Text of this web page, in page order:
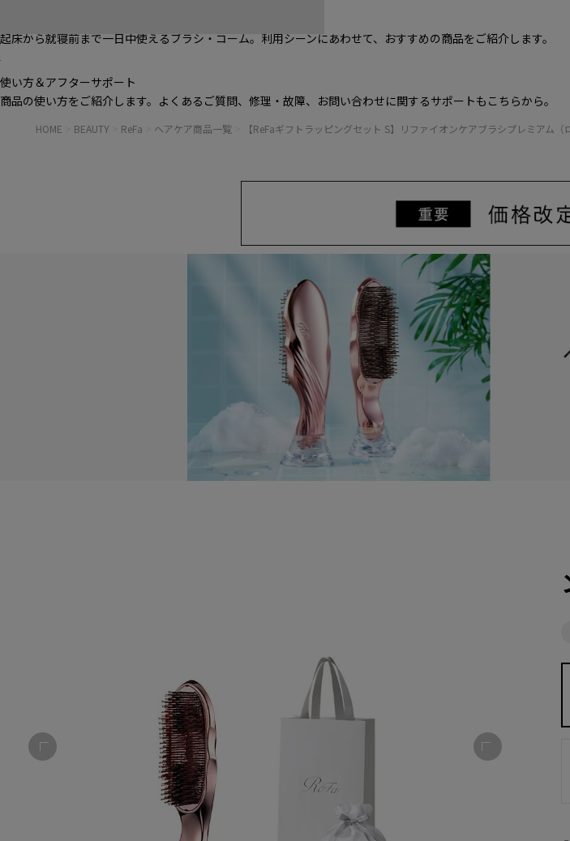
起床から就寝前まで一日中使えるブラシ・コーム。利用シーンにあわせて、おすすめの商品をご紹介します。
使い方＆アフターサポート
商品の使い方をご紹介します。よくあるご質問、修理・故障、お問い合わせに関するサポートもこちらから。
HOME BEAUTY ReFa ヘアケア商品一覧 【ReFaギフトラッピングセット S】リファイオンケアブラシプレミアム（